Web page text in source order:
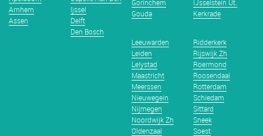
Arnhem
Assen
Ijssel
Delft
Den Bosch
Gorinchem
Gouda
IJsselstein Ut.
Kerkrade
Leeuwarden
Leiden
Lelystad
Maastricht
Meerssen
Nieuwegein
Nijmegen
Noordwijk Zh
Oldenzaal
Ridderkerk
Rijswijk Zh
Roermond
Roosendaal
Rotterdam
Schiedam
Sittard
Sneek
Soest